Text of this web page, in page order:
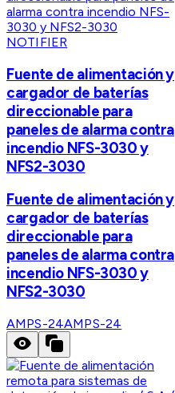
NOTIFIER
Fuente de alimentación y
cargador de baterías
direccionable para
paneles de alarma contra
incendio NFS-3030 y
NFS2-3030
Fuente de alimentación y
cargador de baterías
direccionable para
paneles de alarma contra
incendio NFS-3030 y
NFS2-3030
AMPS-24AMPS-24